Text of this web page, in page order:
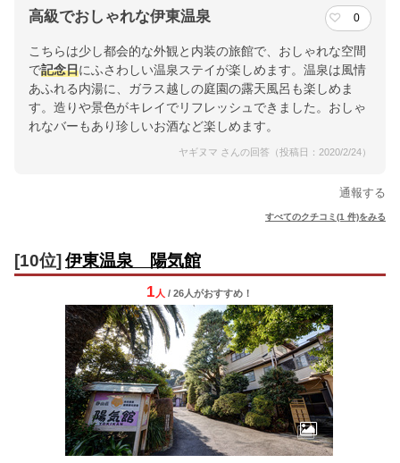
高級でおしゃれな伊東温泉 0
こちらは少し都会的な外観と内装の旅館で、おしゃれな空間
で記念日にふさわしい温泉ステイが楽しめます。温泉は風情
あふれる内湯に、ガラス越しの庭園の露天風呂も楽しめま
す。造りや景色がキレイでリフレッシュできました。おしゃ
れなバーもあり珍しいお酒など楽しめます。
ヤギヌマ さんの回答（投稿日：2020/2/24）
通報する
すべてのクチコミ(1 件)をみる
[10位] 伊東温泉 陽気館
1 人 / 26人がおすすめ！